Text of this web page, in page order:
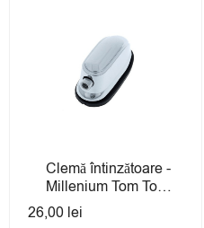
Clemă întinzătoare -
Millenium Tom Tom
Lug
26,00 lei